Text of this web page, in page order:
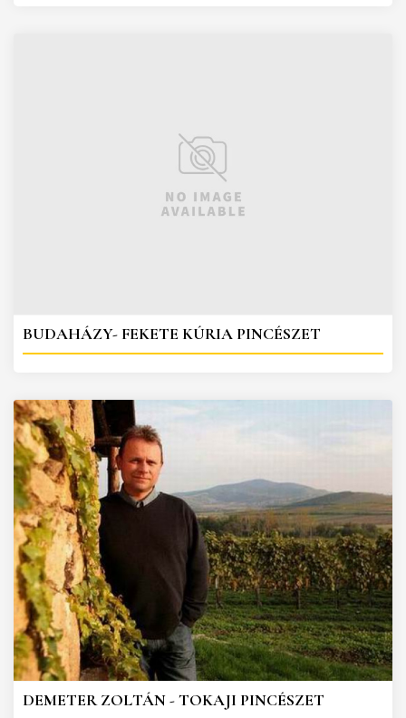
BUDAHÁZY- FEKETE KÚRIA PINCÉSZET
DEMETER ZOLTÁN - TOKAJI PINCÉSZET